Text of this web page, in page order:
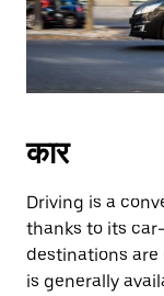
कार
Driving is a
thanks to its
destinations are
is generally